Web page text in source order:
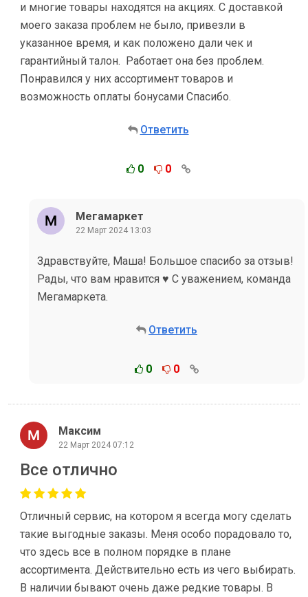
и многие товары находятся на акциях. С доставкой
моего заказа проблем не было, привезли в
указанное время, и как положено дали чек и
гарантийный талон. Работает она без проблем.
Понравился у них ассортимент товаров и
возможность оплаты бонусами Спасибо.
Ответить
0 0
Мегамаркет
22 Март 2024 13:03
Здравствуйте, Маша! Большое спасибо за отзыв!
Рады, что вам нравится ♥️ С уважением, команда
Мегамаркета.
Ответить
0 0
Максим
22 Март 2024 07:12
Все отлично
Отличный сервис, на котором я всегда могу сделать
такие выгодные заказы. Меня особо порадовало то,
что здесь все в полном порядке в плане
ассортимента. Действительно есть из чего выбирать.
В наличии бывают очень даже редкие товары. В